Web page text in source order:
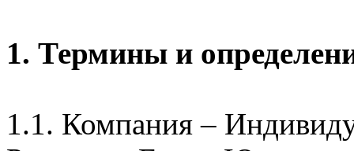
1. Термины и
1.1. Компания –